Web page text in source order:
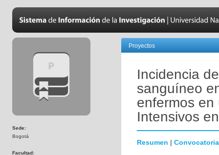
Sede:
Bogotá
Facultad:
Proyectos
Incidencia
sanguíneo
enfermos
Intensivos
Resumen | Convocatoria